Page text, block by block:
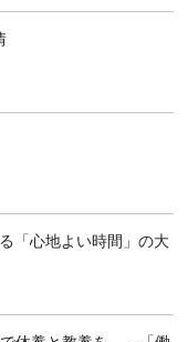
「心地よい時間」の大